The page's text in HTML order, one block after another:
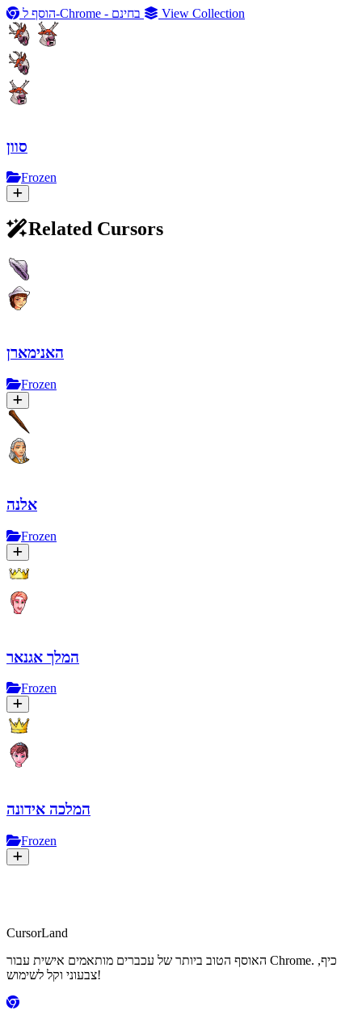
View Collection
סוון
Frozen
Related Cursors
האנימארן
Frozen
אלנה
Frozen
המלך אגנאר
Frozen
המלכה אידונה
Frozen
CursorLand
האוסף הטוב ביותר של עכברים מותאמים אישית עבור Chrome. כיף,
צבעוני וקל לשימוש!